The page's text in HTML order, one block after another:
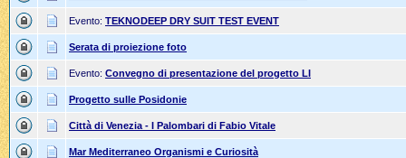
Evento: TEKNODEEP DRY SUIT TEST EVENT
Serata di proiezione foto
Evento: Convegno di presentazione del progetto LI
Progetto sulle Posidonie
Città di Venezia - I Palombari di Fabio Vitale
Mar Mediterraneo Organismi e Curiosità